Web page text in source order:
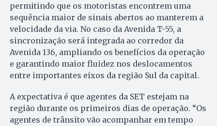
permitindo que os motoristas encontrem uma
sequência maior de sinais abertos ao manterem a
velocidade da via. No caso da Avenida T-55, a
sincronização será integrada ao corredor da
Avenida 136, ampliando os benefícios da operação
e garantindo maior fluidez nos deslocamentos
entre importantes eixos da região Sul da capital.
A expectativa é que agentes da SET estejam na
região durante os primeiros dias de operação. “Os
agentes de trânsito vão acompanhar em tempo